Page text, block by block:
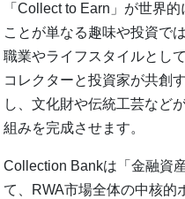
「Collect to Earn」が世界
ことが単なる趣味や投資で
職業やライフスタイルとし
コレクターと投資家が共創
し、文化財や伝統工芸など
組みを完成させます。
Collection Bankは「金融資
て、RWA市場全体の中核的